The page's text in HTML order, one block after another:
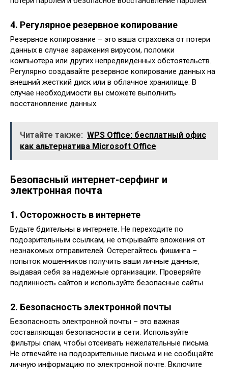
4. Регулярное резервное копирование
Резервное копирование – это ваша страховка от потери
данных в случае заражения вирусом, поломки
компьютера или других непредвиденных обстоятельств.
Регулярно создавайте резервное копирование данных на
внешний жесткий диск или в облачное хранилище. В
случае необходимости вы сможете выполнить
восстановление данных.
Читайте также: WPS Office: бесплатный офис
как альтернатива Microsoft Office
Безопасный интернет-серфинг и
электронная почта
1. Осторожность в интернете
Будьте бдительны в интернете. Не переходите по
подозрительным ссылкам, не открывайте вложения от
незнакомых отправителей. Остерегайтесь фишинга –
попыток мошенников получить ваши личные данные,
выдавая себя за надежные организации. Проверяйте
подлинность сайтов и используйте безопасные сайты.
2. Безопасность электронной почты
Безопасность электронной почты – это важная
составляющая безопасности в сети. Используйте
фильтры спам, чтобы отсеивать нежелательные письма.
Не отвечайте на подозрительные письма и не сообщайте
личную информацию по электронной почте. Включите